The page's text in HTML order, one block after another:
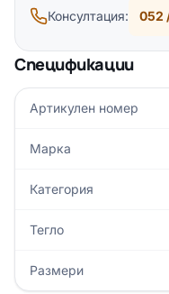
Консултация:
052
Спецификации
Артикулен номер
Марка
Категория
Тегло
Размери